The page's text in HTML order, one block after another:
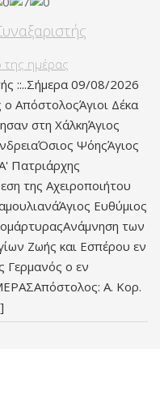
της ημέρας
::..Σήμερα 09/08/2026
ΑπόστολοςΆγιοι Δέκα
στη ΧάλκηΆγιος
ΨόηςΆγιος
Πατριάρχης
της Αχειροποιήτου
Ευθύμιος
των
Ζωής και Εσπέρου εν
Γερμανός ο εν
Α. Κορ.